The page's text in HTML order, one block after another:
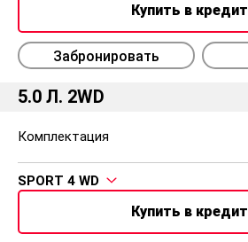
Купить в кредит
Забронировать
5.0 Л. 2WD
Комплектация
SPORT 4 WD
Купить в кредит